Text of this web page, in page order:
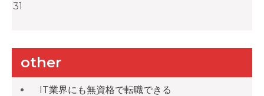
31
other
IT業界にも無資格で転職できる